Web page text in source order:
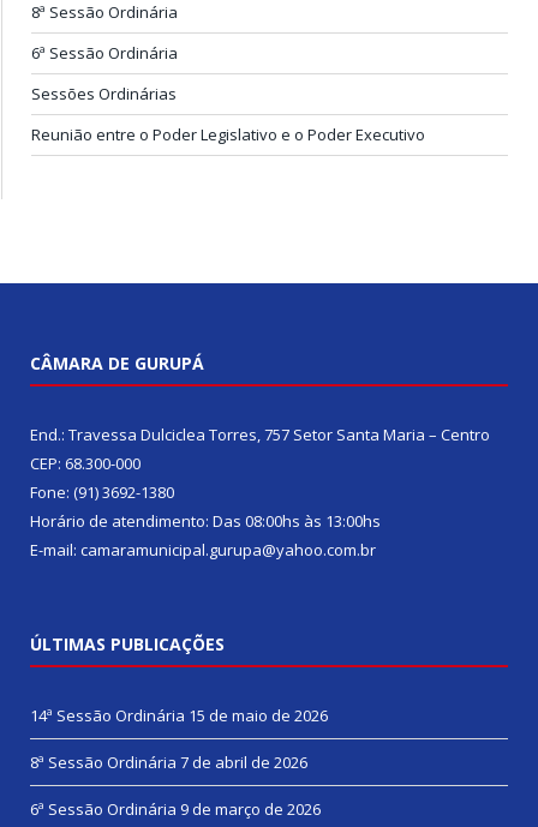
8ª Sessão Ordinária
6ª Sessão Ordinária
Sessões Ordinárias
Reunião entre o Poder Legislativo e o Poder Executivo
CÂMARA DE GURUPÁ
End.: Travessa Dulciclea Torres, 757 Setor Santa Maria – Centro
CEP: 68.300-000
Fone: (91) 3692-1380
Horário de atendimento: Das 08:00hs às 13:00hs
E-mail: camaramunicipal.gurupa@yahoo.com.br
ÚLTIMAS PUBLICAÇÕES
14ª Sessão Ordinária 15 de maio de 2026
8ª Sessão Ordinária 7 de abril de 2026
6ª Sessão Ordinária 9 de março de 2026